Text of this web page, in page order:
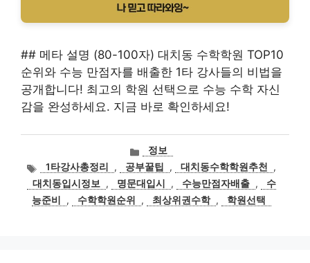
## 메타 설명 (80-100자) 대치동 수학학원 TOP10
순위와 수능 만점자를 배출한 1타 강사들의 비법을
공개합니다! 최고의 학원 선택으로 수능 수학 자신
감을 완성하세요. 지금 바로 확인하세요!
카
테
고
리
정보
태
그
1타강사총정리 , 공부꿀팁 , 대치동수학학원추천
,
대치동입시정보
, 명문대입시 , 수능만점자배출 ,
수
능준비
, 수학학원순위 , 최상위권수학 , 학원선택